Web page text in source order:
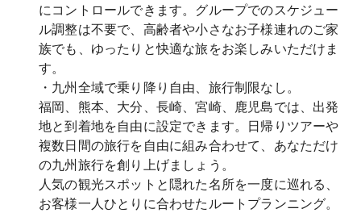
にコントロールできます。グループでのスケジュー
ル調整は不要で、高齢者や小さなお子様連れのご家
族でも、ゆったりと快適な旅をお楽しみいただけま
す。
・九州全域で乗り降り自由、旅行制限なし。
福岡、熊本、大分、長崎、宮崎、鹿児島では、出発
地と到着地を自由に設定できます。日帰りツアーや
複数日間の旅行を自由に組み合わせて、あなただけ
の九州旅行を創り上げましょう。
人気の観光スポットと隠れた名所を一度に巡れる、
お客様一人ひとりに合わせたルートプランニング。